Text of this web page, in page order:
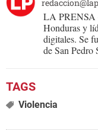
LA PRENSA
Honduras y
digitales. Se
de San Pedro
Violencia